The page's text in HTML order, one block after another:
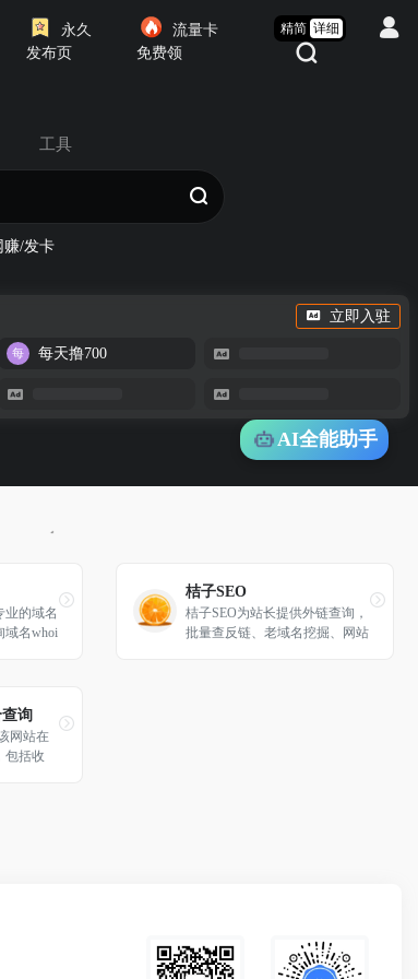
永久
发布页
流量卡
免费领
精简 详细
工具
赚/发卡
立即入驻
每天撸700
业的域名
域名whoi
、域名
桔子SEO
桔子SEO为站长提供外链查询，
批量查反链、老域名挖掘、网站
询
网站在
包括收
AI全能助手